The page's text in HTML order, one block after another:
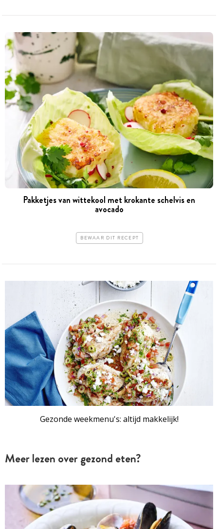
Pakketjes van wittekool met krokante schelvis en
avocado
BEWAAR DIT RECEPT
Gezonde weekmenu's: altijd makkelijk!
Meer lezen over gezond eten?